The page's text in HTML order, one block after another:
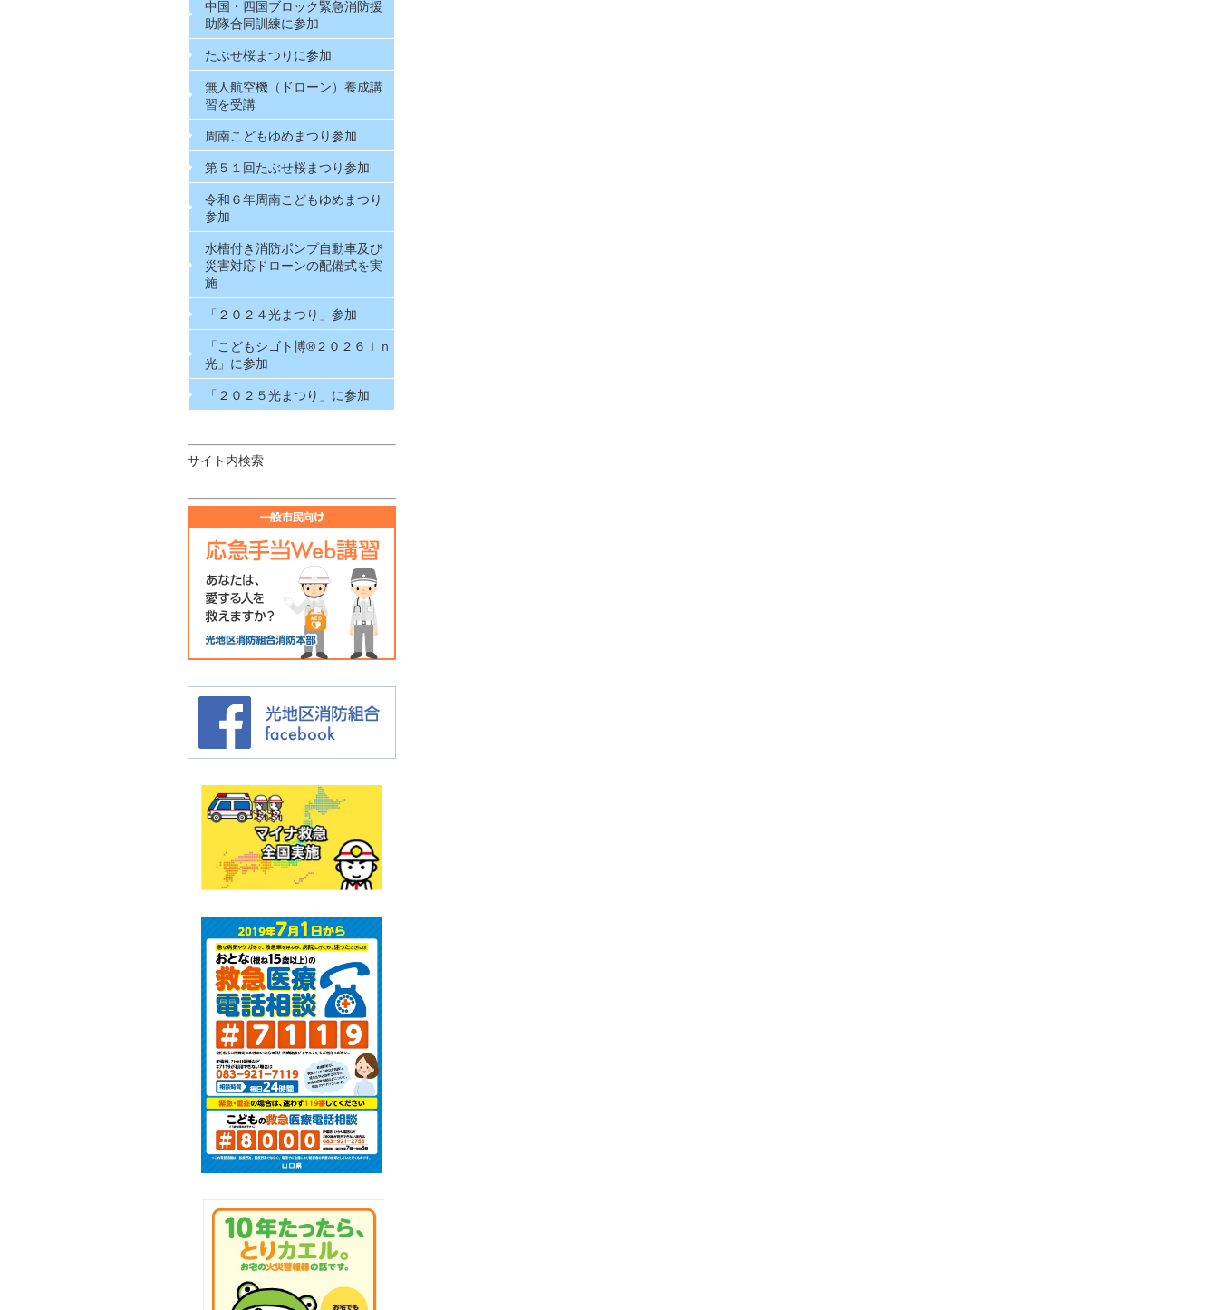
中国・四国ブロック緊急消防援
助隊合同訓練に参加
たぶせ桜まつりに参加
無人航空機（ドローン）養成講
習を受講
周南こどもゆめまつり参加
第５１回たぶせ桜まつり参加
令和６年周南こどもゆめまつり
参加
水槽付き消防ポンプ自動車及び
災害対応ドローンの配備式を実
施
「２０２４光まつり」参加
「こどもシゴト博®２０２６ｉｎ
光」に参加
「２０２５光まつり」に参加
サイト内検索